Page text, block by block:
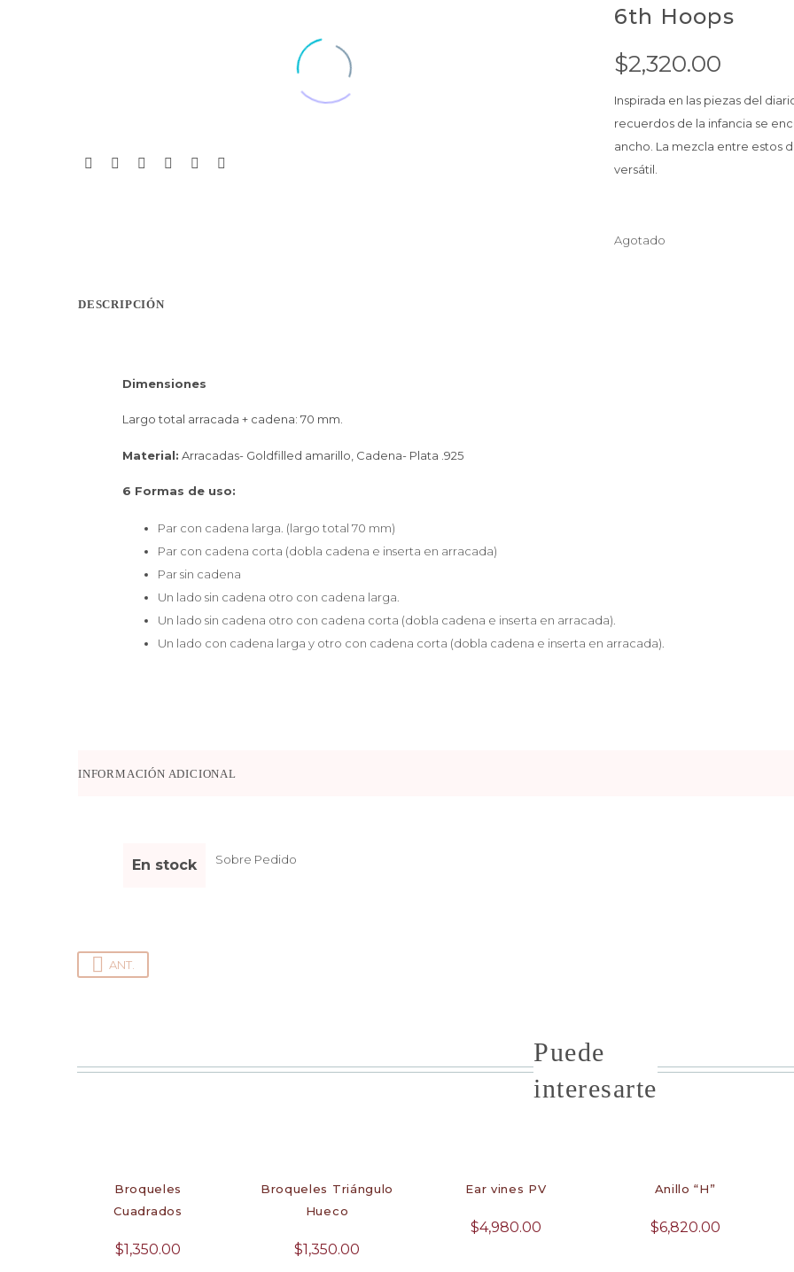
6th Hoops
$2,320.00
Inspirada en las piezas del
recuerdos de la infancia se
ancho. La mezcla entre estos
versátil.
Agotado
DESCRIPCIÓN
Dimensiones
Largo total arracada + cadena: 70 mm.
Material: Arracadas- Goldfilled amarillo, Cadena- Plata .925
6 Formas de uso:
Par con cadena larga. (largo total 70 mm)
Par con cadena corta (dobla cadena e inserta en arracada)
Par sin cadena
Un lado sin cadena otro con cadena larga.
Un lado sin cadena otro con cadena corta (dobla cadena e inserta en arracada).
Un lado con cadena larga y otro con cadena corta (dobla cadena e inserta en arracada).
INFORMACIÓN ADICIONAL
En stock Sobre Pedido
ANT.
Puede
interesarte
Broqueles
Cuadrados
$1,350.00
Broqueles Triángulo
Hueco
$1,350.00
Ear vines PV
$4,980.00
Anillo “H”
$6,820.00